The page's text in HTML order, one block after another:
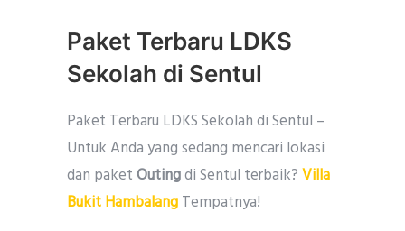
Paket Terbaru LDKS
Sekolah di Sentul
Paket Terbaru LDKS Sekolah di Sentul –
Untuk Anda yang sedang mencari lokasi
dan paketOutingdi Sentul terbaik?Villa
Bukit HambalangTempatnya!